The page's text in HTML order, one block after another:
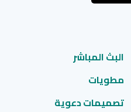
البث المباشر
مطويات
تصميمات دعوية